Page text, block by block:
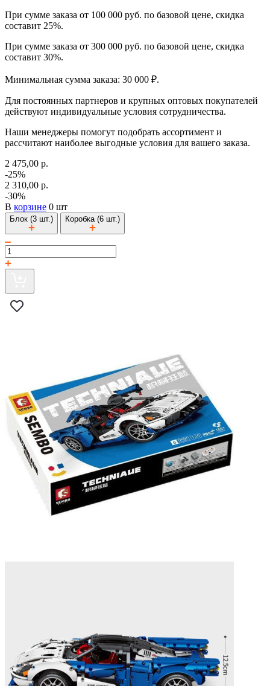
При сумме заказа от 100 000 руб. по базовой цене, скидка
составит 25%.
При сумме заказа от 300 000 руб. по базовой цене, скидка
составит 30%.
Минимальная сумма заказа: 30 000 ₽.
Для постоянных партнеров и крупных оптовых покупателей
действуют индивидуальные условия сотрудничества.
Наши менеджеры помогут подобрать ассортимент и
рассчитают наиболее выгодные условия для вашего заказа.
2 475,00 р.
-25%
2 310,00 р.
-30%
В корзине 0 шт
Блок (3 шт.) Коробка (6 шт.)